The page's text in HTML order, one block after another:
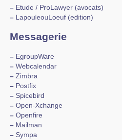
– Etude / ProLawyer (avocats)
– LapouleouLoeuf (edition)
Messagerie
– EgroupWare
– Webcalendar
– Zimbra
– Postfix
– Spicebird
– Open-Xchange
– Openfire
– Mailman
– Sympa